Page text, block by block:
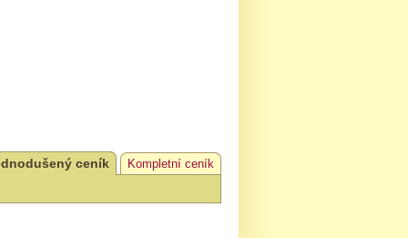
ceník Kompletní ceník